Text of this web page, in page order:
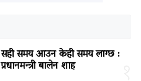
सही समय आउन केही समय लाग्छ :
प्रधानमन्त्री बालेन शाह